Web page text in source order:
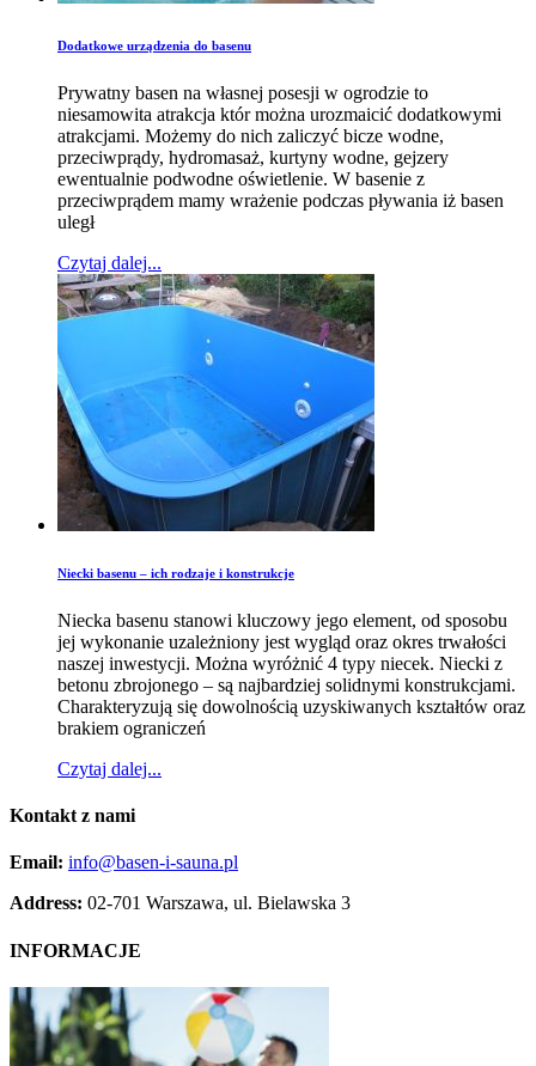
Dodatkowe urządzenia do basenu
Prywatny basen na własnej posesji w ogrodzie to
niesamowita atrakcja któr można urozmaicić dodatkowymi
atrakcjami. Możemy do nich zaliczyć bicze wodne,
przeciwprądy, hydromasaż, kurtyny wodne, gejzery
ewentualnie podwodne oświetlenie. W basenie z
przeciwprądem mamy wrażenie podczas pływania iż basen
uległ
Czytaj dalej...
Niecki basenu – ich rodzaje i konstrukcje
Niecka basenu stanowi kluczowy jego element, od sposobu
jej wykonanie uzależniony jest wygląd oraz okres trwałości
naszej inwestycji. Można wyróżnić 4 typy niecek. Niecki z
betonu zbrojonego – są najbardziej solidnymi konstrukcjami.
Charakteryzują się dowolnością uzyskiwanych kształtów oraz
brakiem ograniczeń
Czytaj dalej...
Kontakt z nami
Email: info@basen-i-sauna.pl
Address: 02-701 Warszawa, ul. Bielawska 3
INFORMACJE